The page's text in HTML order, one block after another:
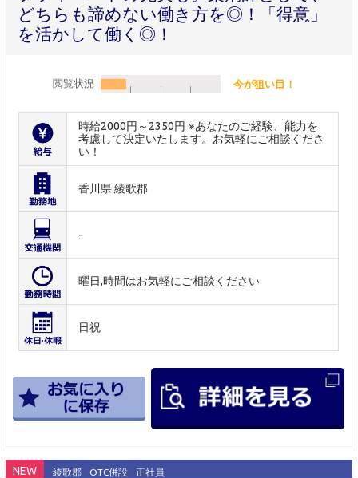
どちらも諦めない働き方を◎！「得意」
を活かして働く◎！
閲覧状況 今が狙い目！
時給2000円～2350円 ※あなたのご経験、能力を
考慮して決定いたします。お気軽にご相談くださ
い！
香川県 綾歌郡
-
曜日,時間はお気軽にご相談ください
日祝
NEW 綾歌郡 OTC併設 正社員